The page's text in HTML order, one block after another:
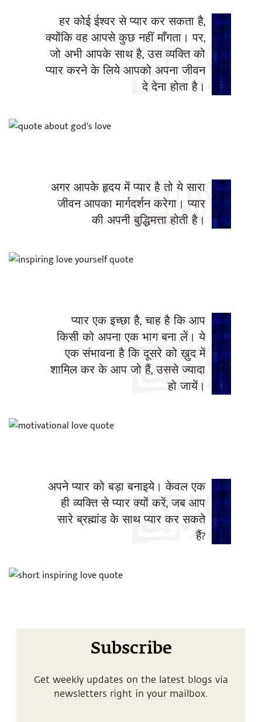
हर कोई ईश्वर से प्यार कर सकता है,
क्योंकि वह आपसे कुछ नहीं माँगता। पर,
जो अभी आपके साथ है, उस व्यक्ति को
प्यार करने के लिये आपको अपना जीवन
दे देना होता है।
अगर आपके हृदय में प्यार है तो ये सारा
जीवन आपका मार्गदर्शन करेगा। प्यार
की अपनी बुद्धिमत्ता होती है।
प्यार एक इच्छा है, चाह है कि आप
किसी को अपना एक भाग बना लें। ये
एक संभावना है कि दूसरे को ख़ुद में
शामिल कर के आप जो हैं, उससे ज्यादा
हो जायें।
अपने प्यार को बड़ा बनाइये। केवल एक
ही व्यक्ति से प्यार क्यों करें, जब आप
सारे ब्रह्मांड के साथ प्यार कर सकते
हैं?
Subscribe
Get weekly updates on the latest blogs via
newsletters right in your mailbox.